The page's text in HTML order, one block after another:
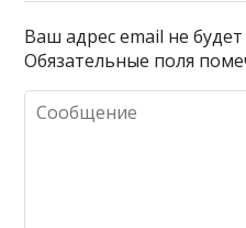
Ваш адрес email не
Обязательные поля